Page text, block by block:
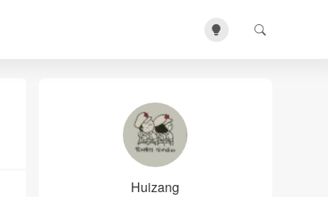
Huizang